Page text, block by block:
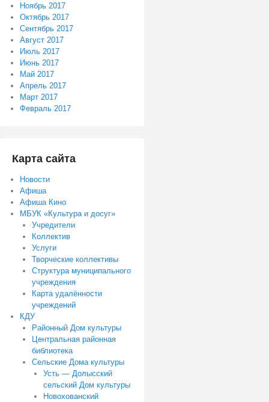
Ноябрь 2017
Октябрь 2017
Сентябрь 2017
Август 2017
Июль 2017
Июнь 2017
Май 2017
Апрель 2017
Март 2017
Февраль 2017
Карта сайта
Новости
Афиша
Афиша Кино
МБУК «Культура и досуг»
Учредители
Коллектив
Услуги
Творческие коллективы
Структура муниципального
учреждения
Карта удалённости
учреждений
КДУ
Районный Дом культуры
Центральная районная
библиотека
Сельские Дома культуры
Усть — Долысский
сельский Дом культуры
Новохованский